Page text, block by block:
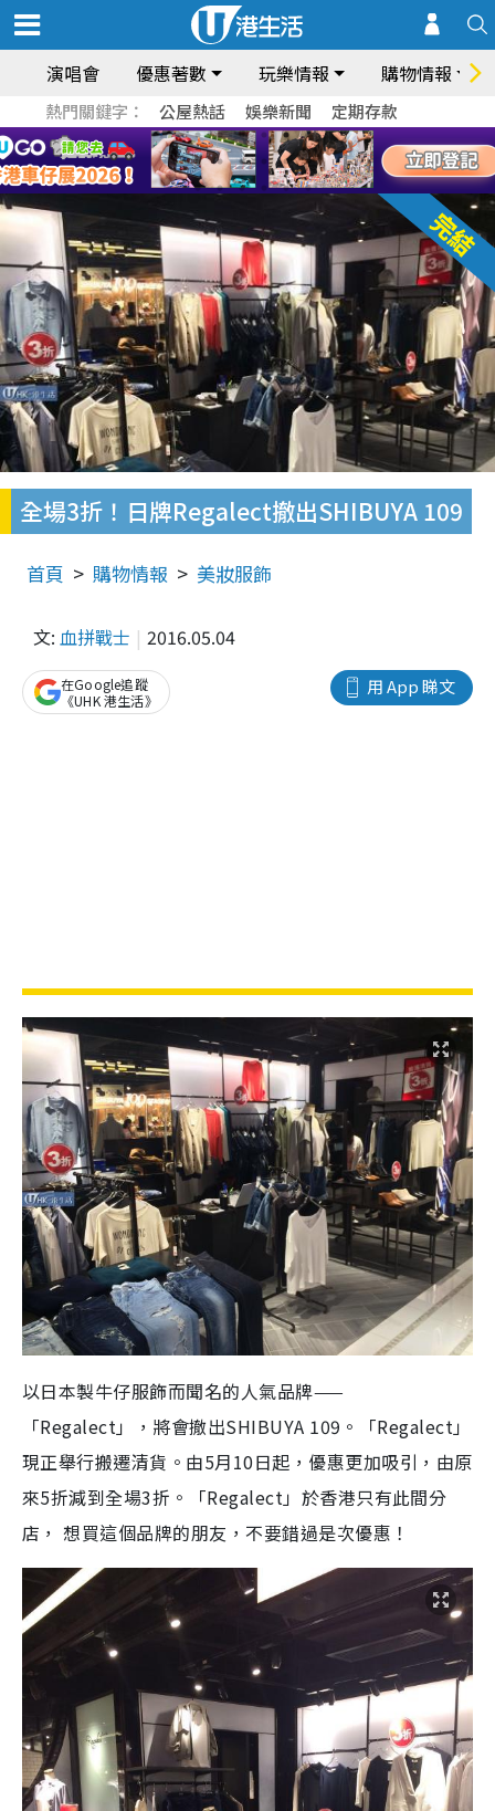
演唱會 優惠著數 玩樂情報 購物情報
熱門關鍵字： 公屋熱話 娛樂新聞 定期存款
全場3折！日牌Regalect撤出SHIBUYA 109
首頁 購物情報 美妝服飾
文: 血拼戰士 2016.05.04
用 App 睇文
在Google追蹤
《UHK 港生活》
以日本製牛仔服飾而聞名的人氣品牌——
「Regalect」，將會撤出SHIBUYA 109。「Regalect」
現正舉行搬遷清貨。由5月10日起，優惠更加吸引，由原
來5折減到全場3折。「Regalect」於香港只有此間分
店， 想買這個品牌的朋友，不要錯過是次優惠！